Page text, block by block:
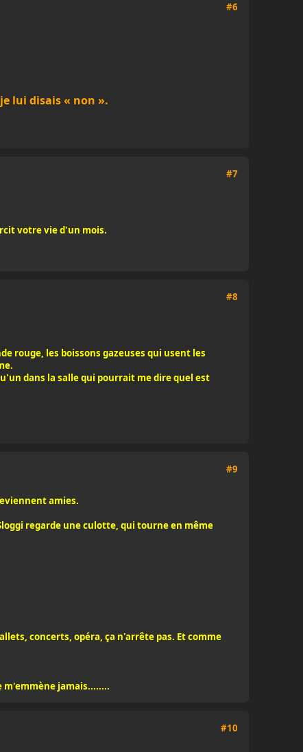
#6
lui disais « non ».
#7
votre vie d'un mois.
#8
rouge, les boissons gazeuses qui usent les
dans la salle qui pourrait me dire quel est
#9
amies.
regarde une culotte, qui tourne en même
concerts, opéra, ça n'arrête pas. Et comme
jamais........
#10